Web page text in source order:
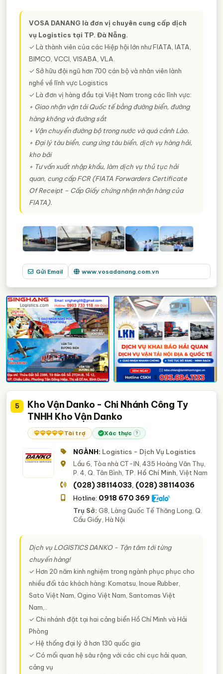
VOSA DANANG là đơn vị chuyên cung cấp dịch
vụ Logistics tại TP. Đà Nẵng.
✓ Là thành viên của các Hiệp hội lớn như FIATA, IATA,
BIMCO, VCCI, VISABA, VLA.
✓ Sở hữu đội ngũ hơn 700 cán bộ và nhân viên lành
nghề về lĩnh vực Logistics
✓ Là đơn vị hàng đầu tại Việt Nam trong các lĩnh vực:
+ Giao nhận vận tải Quốc tế bằng đường biển, đường
hàng không và đường sắt
+ Vận chuyển đường bộ trong nước và quá cảnh Lào.
+ Đại lý tàu biển, cung ứng tàu biển, dịch vụ hàng hải,
kho bãi
+ Tư vấn xuất nhập khẩu, làm dịch vụ thủ tục hải
quan, cung cấp FCR (FIATA Forwarders Certificate
Of Receipt – Cấp Giấy chứng nhận nhận hàng của
FIATA).
Gửi Email www.vosadanang.com.vn
5
Kho Vận Danko - Chi Nhánh Công Ty
TNHH Kho Vận Danko
Tài trợ Xác thực ?
NGÀNH: Logistics - Dịch Vụ Logistics
Lầu 6, Tòa nhà CT-IN, 435 Hoàng Văn Thụ,
P. 4, Q. Tân Bình, TP. Hồ Chí Minh , Việt Nam
(028) 38114033, (028) 38114036
Hotline: 0918 670 369
Trụ Sở: G8, Làng Quốc Tế Thăng Long, Q.
Cầu Giấy, Hà Nội
Dịch vụ LOGISTICS DANKO - Tận tâm tới từng
chuyến hàng!
✓ Hơn 20 năm kinh nghiệm trong ngành phục phục cho
nhiều đối tác khách hàng: Komatsu, Inoue Rubber,
Sato Việt Nam, Ogino Việt Nam, Santomas Việt
Nam,..
✓ Chi nhánh đặt tại hai cảng biển Hồ Chí Minh và Hải
Phòng
✓ Hệ thống đại lý ở hơn 130 quốc gia
✓ Có mối quan hệ sâu rộng với các chi cục hải quan,
cảng vụ